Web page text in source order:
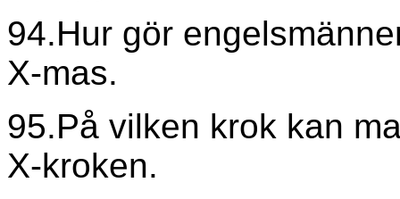
94.Hur gör
X-mas.
95.På vilken krok kan
X-kroken.